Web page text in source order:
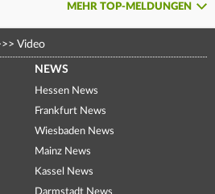
MEHR TOP-MELDUNGEN
Video
NEWS
Hessen News
Frankfurt News
Wiesbaden News
Mainz News
Kassel News
Darmstadt News